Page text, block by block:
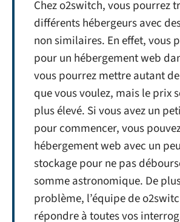
Chez o2switch, vous pourrez
différents hébergeurs avec
non similaires. En effet, vous
pour un hébergement web
vous pourrez mettre autant
que vous voulez, mais le prix
plus élevé. Si vous avez un
pour commencer, vous
hébergement web avec un
stockage pour ne pas
somme astronomique. De
problème, l’équipe de
répondre à toutes vos